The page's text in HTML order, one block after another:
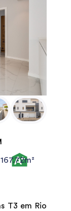
167.72m²
T3 em Rio